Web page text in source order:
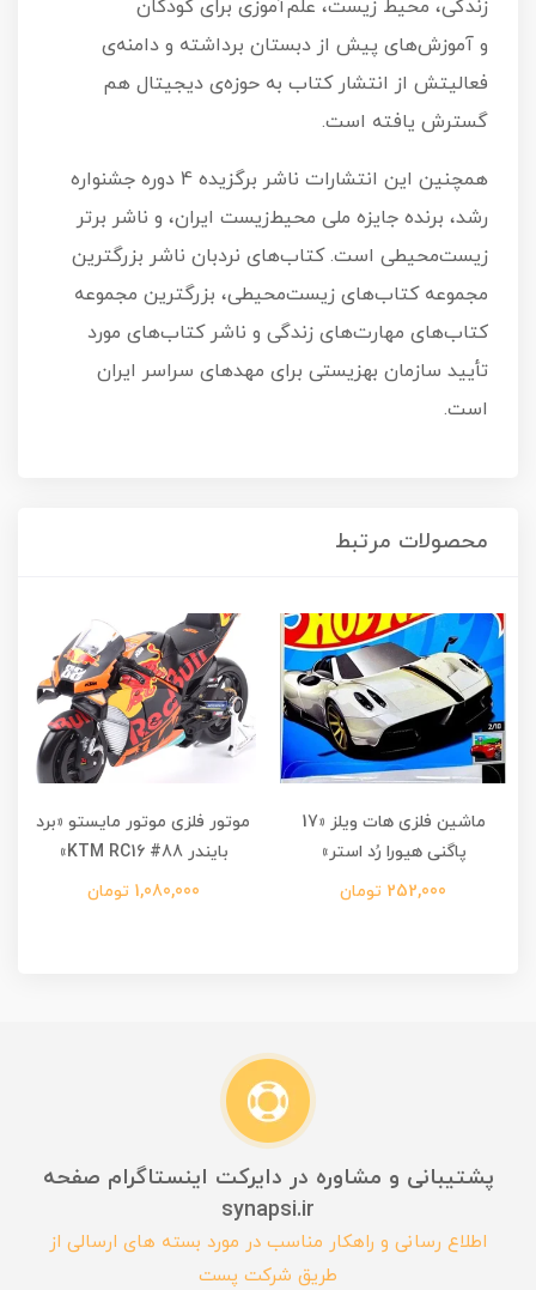
زندگی، محیط زیست، علم‌آموزی برای کودکان
و آموزش‌های پیش از دبستان برداشته و دامنه‌ی
فعالیتش از انتشار کتاب به حوزه‌ی دیجیتال هم
گسترش یافته است.
همچنین این انتشارات ناشر برگزیده 4 دوره جشنواره
رشد، برنده جایزه ملی محیط‌زیست ایران، و ناشر برتر
زیست‌محیطی است. کتاب‌های نردبان ناشر بزرگترین
مجموعه کتاب‌های زیست‌محیطی، بزرگترین مجموعه
کتاب‌های مهارت‌های زندگی و ناشر کتاب‌های مورد
تأیید سازمان بهزیستی برای مهدهای سراسر ایران
است.
محصولات مرتبط
ماشین فلزی هات ویلز «17
پاگنی هیورا رُد استر»
252,000 تومان
موتور فلزی موتور مایستو «برد
بایندر KTM RC16 #88»
1,080,000 تومان
پشتیبانی و مشاوره در دایرکت اینستاگرام صفحه
synapsi.ir
اطلاع رسانی و راهکار مناسب در مورد بسته های ارسالی از
طریق شرکت پست